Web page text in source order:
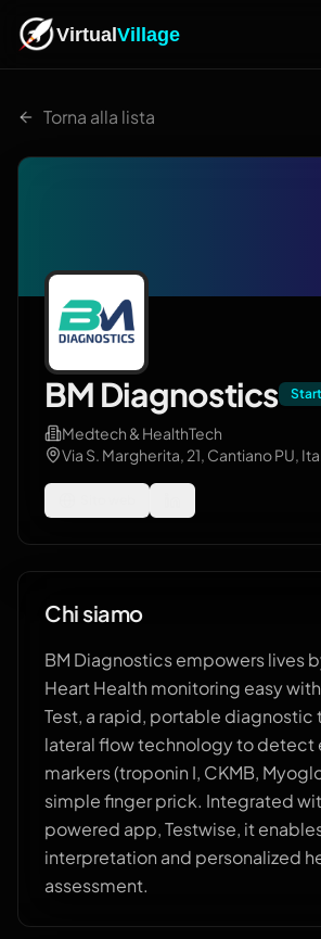
VirtualVillage
Torna alla lista
BM Diagnostics
Medtech & HealthTech
Via S. Margherita, 21, Cantiano PU,
Chi siamo
BM Diagnostics empowers lives
Heart Health monitoring easy
Test, a rapid, portable diagnostic
lateral flow technology to detect
markers (troponin I, CKMB,
simple finger prick. Integrated
powered app, Testwise, it
interpretation and personalized
assessment.